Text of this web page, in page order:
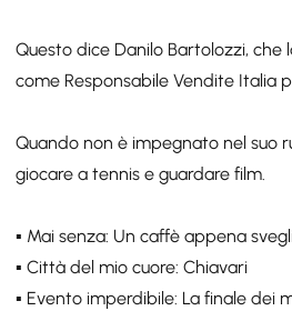
Questo dice Danilo Bartolozzi, che
come Responsabile Vendite Italia
Quando non è impegnato nel suo
giocare a tennis e guardare film.
▪️ Mai senza: Un caffè appena
▪️ Città del mio cuore: Chiavari
▪️ Evento imperdibile: La finale dei